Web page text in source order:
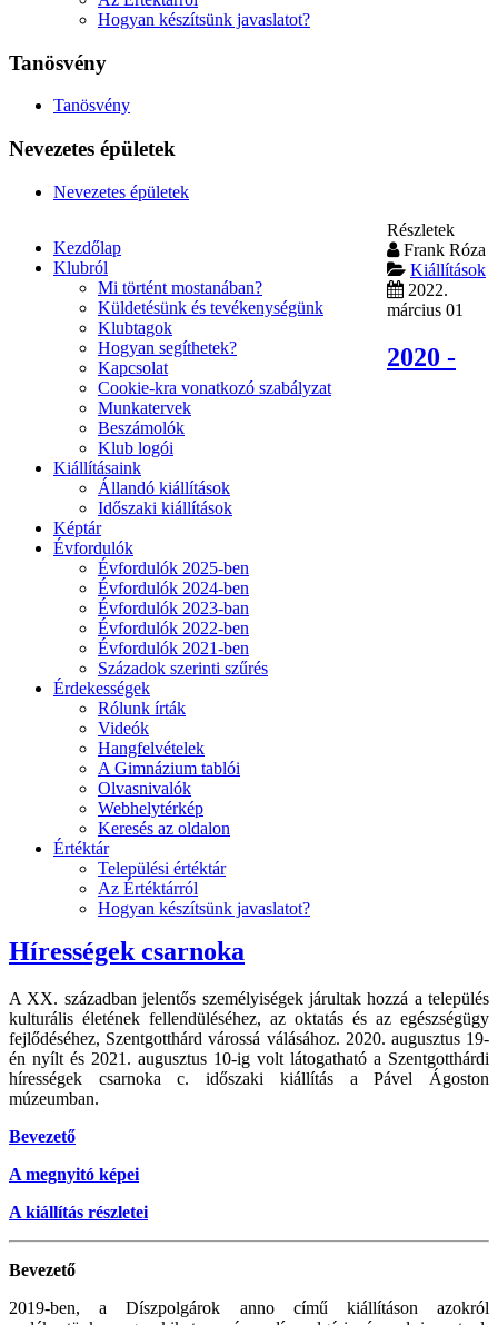
Hogyan készítsünk javaslatot?
Tanösvény
Tanösvény
Nevezetes épületek
Nevezetes épületek
Kezdőlap
Klubról
Mi történt mostanában?
Küldetésünk és tevékenységünk
Klubtagok
Hogyan segíthetek?
Kapcsolat
Cookie-kra vonatkozó szabályzat
Munkatervek
Beszámolók
Klub logói
Kiállításaink
Állandó kiállítások
Időszaki kiállítások
Képtár
Évfordulók
Évfordulók 2025-ben
Évfordulók 2024-ben
Évfordulók 2023-ban
Évfordulók 2022-ben
Évfordulók 2021-ben
Századok szerinti szűrés
Érdekességek
Rólunk írták
Videók
Hangfelvételek
A Gimnázium tablói
Olvasnivalók
Webhelytérkép
Keresés az oldalon
Értéktár
Települési értéktár
Az Értéktárról
Hogyan készítsünk javaslatot?
Részletek
Frank Róza
Kiállítások
2022.
március 01
2020 -
Hírességek csarnoka
A XX. században jelentős személyiségek járultak hozzá a település
kulturális életének fellendüléséhez, az oktatás és az egészségügy
fejlődéséhez, Szentgotthárd várossá válásához. 2020. augusztus 19-
én nyílt és 2021. augusztus 10-ig volt látogatható a Szentgotthárdi
hírességek csarnoka c. időszaki kiállítás a Pável Ágoston
múzeumban.
Bevezető
A megnyitó képei
A kiállítás részletei
Bevezető
2019-ben, a Díszpolgárok anno című kiállításon azokról